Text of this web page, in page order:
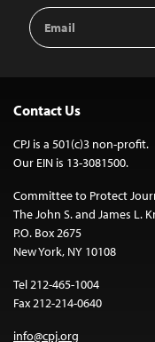
Email
Address
Contact Us
CPJ is a 501(c)3 non-profit.
Our EIN is 13-3081500.
Committee to Protect
The John S. and James L.
P.O. Box 2675
New York, NY 10108
Tel 212-465-1004
Fax 212-214-0640
info@cpj.org